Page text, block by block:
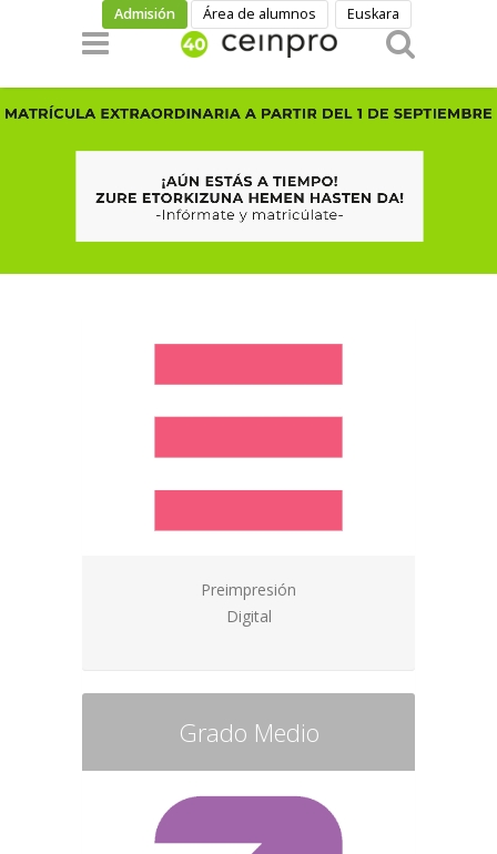
Pasar al contenido principal
Admisión Área de alumnos Euskara
Preimpresión
Digital
Grado Medio